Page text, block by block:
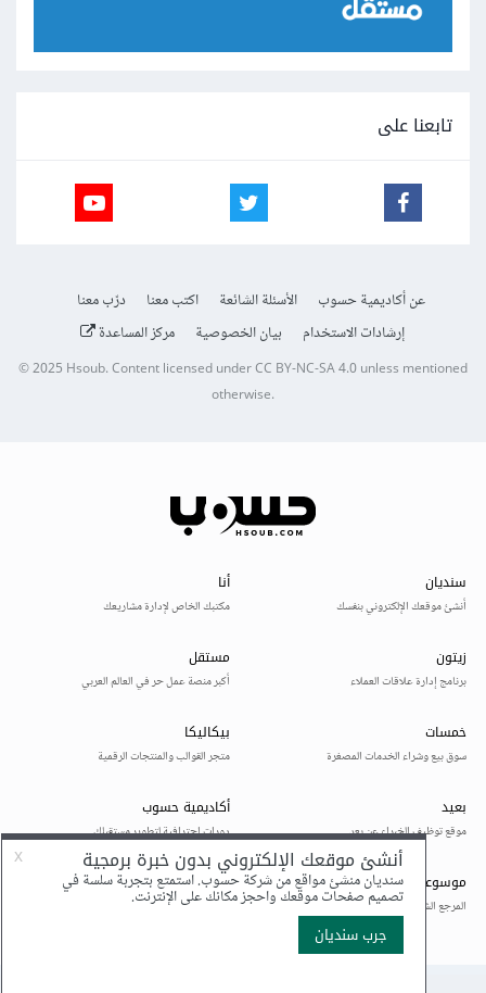
تابعنا على
عن أكاديمية حسوب الأسئلة الشائعة اكتب معنا
درّب معنا
إرشادات الاستخدام
بيان الخصوصية مركز المساعدة
© 2025Hsoub.Content licensed underCC BY-NC-SA 4.0unless mentioned
otherwise.